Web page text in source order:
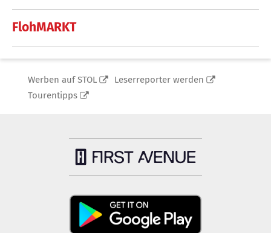
FlohMARKT
Werben auf STOL
Leserreporter werden
Tourentipps